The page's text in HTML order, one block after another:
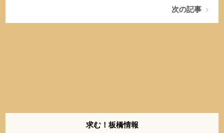
次の記事
求む！板橋情報